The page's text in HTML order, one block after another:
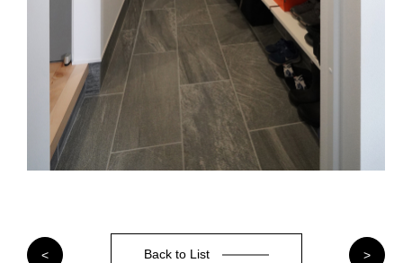
< Back to List >